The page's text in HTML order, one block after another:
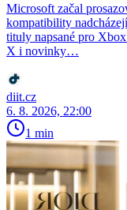
Microsoft začal
kompatibility
tituly napsané pro
X i novinky…
diit.cz
6. 8. 2026, 22:00
1 min